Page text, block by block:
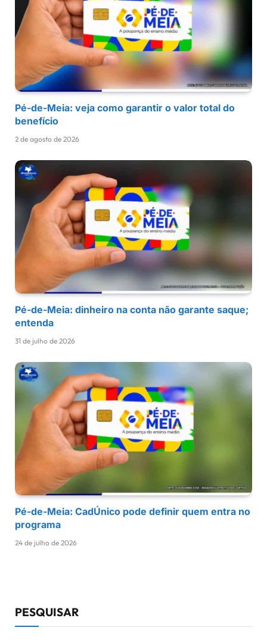
Pé-de-Meia: veja como garantir o valor total do
benefício
2 de agosto de 2026
Pé-de-Meia: dinheiro na conta não garante saque;
entenda
31 de julho de 2026
Pé-de-Meia: CadÚnico pode definir quem entra no
programa
24 de julho de 2026
PESQUISAR